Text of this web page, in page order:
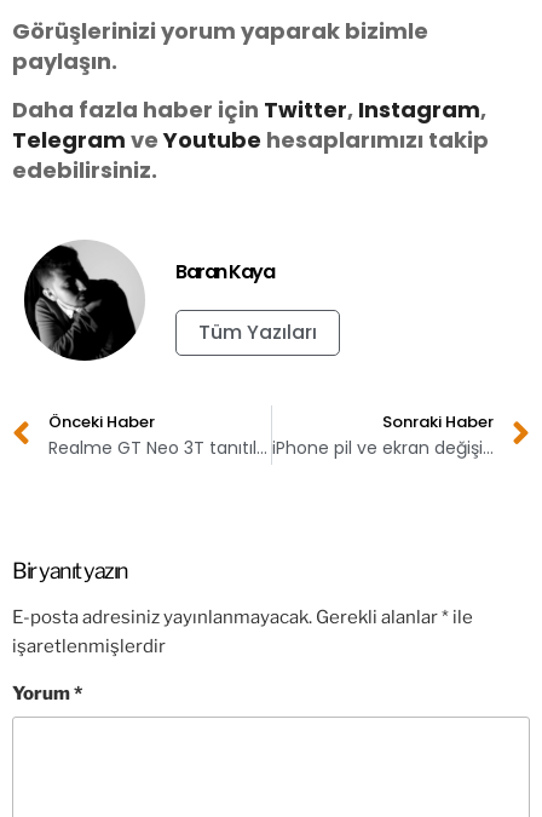
Görüşlerinizi yorum yaparak bizimle
paylaşın.
Daha fazla haber için Twitter, Instagram,
Telegram veYoutube hesaplarımızı takip
edebilirsiniz.
Baran Kaya
Tüm Yazıları
Önceki Haber
Realme GT Neo 3T tanıtıldı! İşte fiyatı
Sonraki Haber
iPhone pil ve ekran değişim ücreti değişti!
Bir yanıt yazın
E-posta adresiniz yayınlanmayacak. Gerekli alanlar* ile
işaretlenmişlerdir
Yorum*